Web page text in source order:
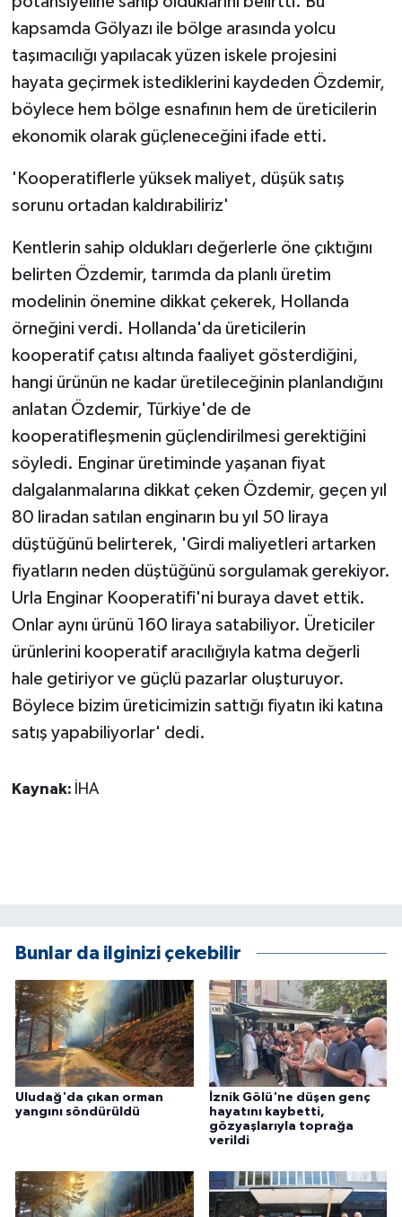
kapsamda Gölyazı ile bölge arasında yolcu
taşımacılığı yapılacak yüzen iskele projesini
hayata geçirmek istediklerini kaydeden Özdemir,
böylece hem bölge esnafının hem de üreticilerin
ekonomik olarak güçleneceğini ifade etti.
'Kooperatiflerle yüksek maliyet, düşük satış
sorunu ortadan kaldırabiliriz'
Kentlerin sahip oldukları değerlerle öne çıktığını
belirten Özdemir, tarımda da planlı üretim
modelinin önemine dikkat çekerek, Hollanda
örneğini verdi. Hollanda'da üreticilerin
kooperatif çatısı altında faaliyet gösterdiğini,
hangi ürünün ne kadar üretileceğinin planlandığını
anlatan Özdemir, Türkiye'de de
kooperatifleşmenin güçlendirilmesi gerektiğini
söyledi. Enginar üretiminde yaşanan fiyat
dalgalanmalarına dikkat çeken Özdemir, geçen yıl
80 liradan satılan enginarın bu yıl 50 liraya
düştüğünü belirterek, 'Girdi maliyetleri artarken
fiyatların neden düştüğünü sorgulamak gerekiyor.
Urla Enginar Kooperatifi'ni buraya davet ettik.
Onlar aynı ürünü 160 liraya satabiliyor. Üreticiler
ürünlerini kooperatif aracılığıyla katma değerli
hale getiriyor ve güçlü pazarlar oluşturuyor.
Böylece bizim üreticimizin sattığı fiyatın iki katına
satış yapabiliyorlar' dedi.
Kaynak: İHA
Bunlar da ilginizi çekebilir
Uludağ'da çıkan orman
yangını söndürüldü
İznik Gölü'ne düşen genç
hayatını kaybetti,
gözyaşlarıyla toprağa
verildi